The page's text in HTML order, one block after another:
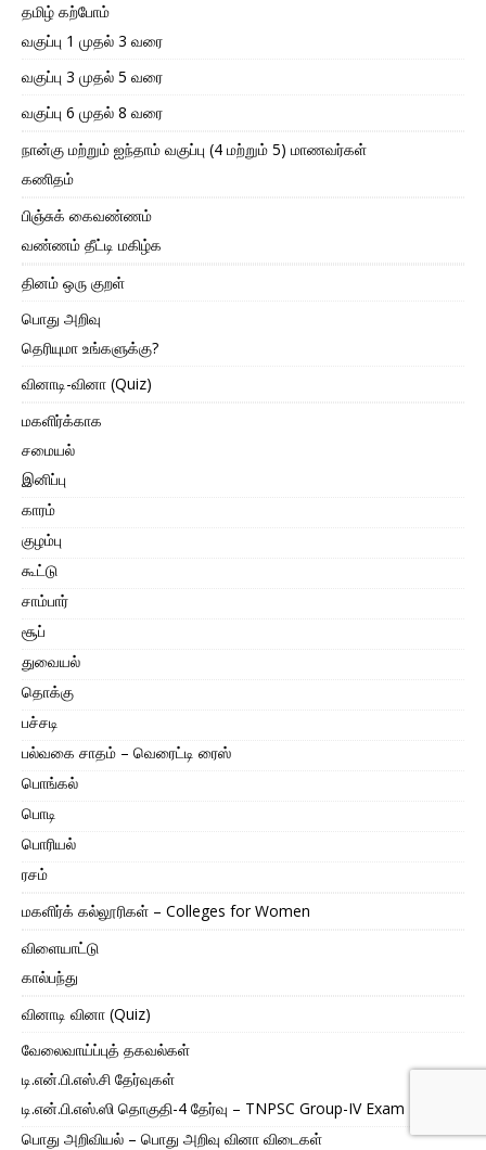
தமிழ் கற்போம்
வகுப்பு 1 முதல் 3 வரை
வகுப்பு 3 முதல் 5 வரை
வகுப்பு 6 முதல் 8 வரை
நான்கு மற்றும் ஐந்தாம் வகுப்பு (4 மற்றும் 5) மாணவர்கள்
கணிதம்
பிஞ்சுக் கைவண்ணம்
வண்ணம் தீட்டி மகிழ்க
தினம் ஒரு குறள்
பொது அறிவு
தெரியுமா உங்களுக்கு?
வினாடி-வினா (Quiz)
மகளிர்க்காக
சமையல்
இனிப்பு
காரம்
குழம்பு
கூட்டு
சாம்பார்
சூப்
துவையல்
தொக்கு
பச்சடி
பல்வகை சாதம் – வெரைட்டி ரைஸ்
பொங்கல்
பொடி
பொரியல்
ரசம்
மகளிர்க் கல்லூரிகள் – Colleges for Women
விளையாட்டு
கால்பந்து
வினாடி வினா (Quiz)
வேலைவாய்ப்புத் தகவல்கள்
டி.என்.பி.எஸ்.சி தேர்வுகள்
டி.என்.பி.எஸ்.ஸி தொகுதி-4 தேர்வு – TNPSC Group-IV Exam Prep
பொது அறிவியல் – பொது அறிவு வினா விடைகள்